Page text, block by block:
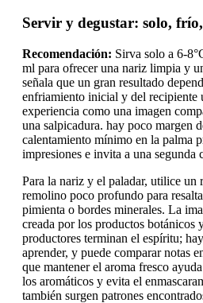
Servir y degustar: solo,
Recomendación: Sirva solo a 6-
ml para ofrecer una nariz limpia y
señala que un gran resultado
enfriamiento inicial y del recipiente
experiencia como una imagen
una salpicadura. hay poco margen
calentamiento mínimo en la palma
impresiones e invita a una segunda
Para la nariz y el paladar, utilice un
remolino poco profundo para
pimienta o bordes minerales. La
creada por los productos botánicos
productores terminan el espíritu;
aprender, y puede comparar notas
que mantener el aroma fresco
los aromáticos y evita el
también surgen patrones